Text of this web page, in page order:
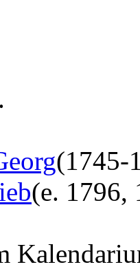
(1745-
(e. 1796,